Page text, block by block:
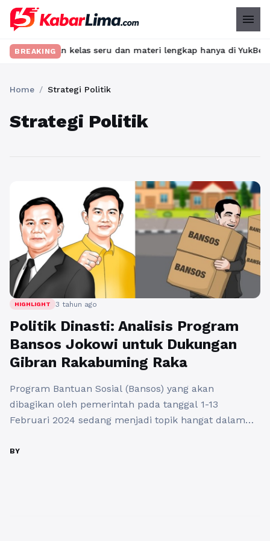
menu
BREAKINGkelas seru dan materi lengkap hanya di
Home / Strategi Politik
Strategi Politik
HIGHLIGHT 3 tahun ago
Politik Dinasti: Analisis Program
Bansos Jokowi untuk Dukungan
Gibran Rakabuming Raka
Program Bantuan Sosial (Bansos) yang akan
dibagikan oleh pemerintah pada tanggal 1-13
Februari 2024 sedang menjadi topik hangat dalam
(Jokowi) membagikan langsung bansos sebesar Rp
BY